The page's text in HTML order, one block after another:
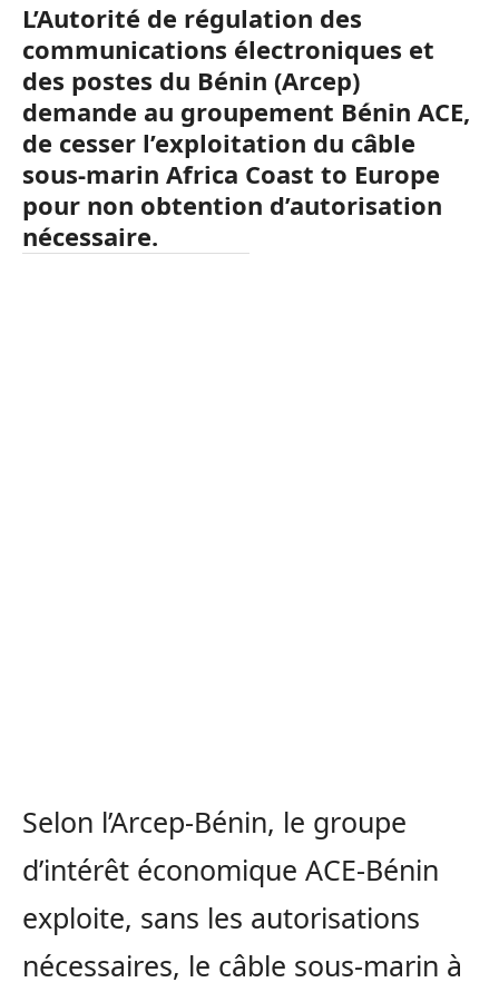
L’Autorité de régulation des
communications électroniques et
des postes du Bénin (Arcep)
demande au groupement Bénin ACE,
de cesser l’exploitation du câble
sous-marin Africa Coast to Europe
pour non obtention d’autorisation
nécessaire.
Selon l’Arcep-Bénin, le groupe
d’intérêt économique ACE-Bénin
exploite, sans les autorisations
nécessaires, le câble sous-marin à